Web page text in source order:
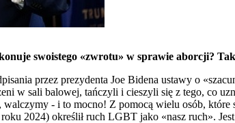
swoistego «zwrotu» w sprawie aborcji?
przez prezydenta Joe Bidena ustawy o
w sali balowej, tańczyli i cieszyli się z tego, co
walczymy - i to mocno! Z pomocą wielu osób,
2024) określił ruch LGBT jako «nasz ruch».